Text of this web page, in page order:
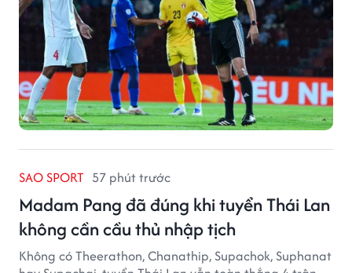
SAO SPORT 57 phút trước
Madam Pang đã đúng khi tuyển Thái Lan
không cần cầu thủ nhập tịch
Không có Theerathon, Chanathip, Supachok, Suphanat